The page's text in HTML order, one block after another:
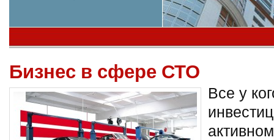
Бизнес в сфере СТО
Все у